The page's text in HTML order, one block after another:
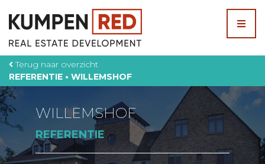
Terug naar overzicht
REFERENTIE • WILLEMSHOF
WILLEMSHOF
REFERENTIE